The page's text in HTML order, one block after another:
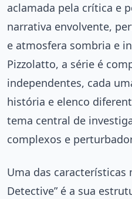
aclamada pela crítica e
narrativa envolvente,
e atmosfera sombria e
Pizzolatto, a série é
independentes, cada
história e elenco
tema central de
complexos e
Uma das características
Detective” é a sua